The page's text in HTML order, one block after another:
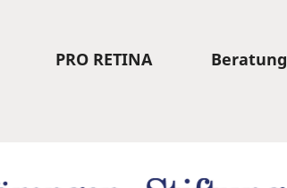
PRO RETINA Beratung